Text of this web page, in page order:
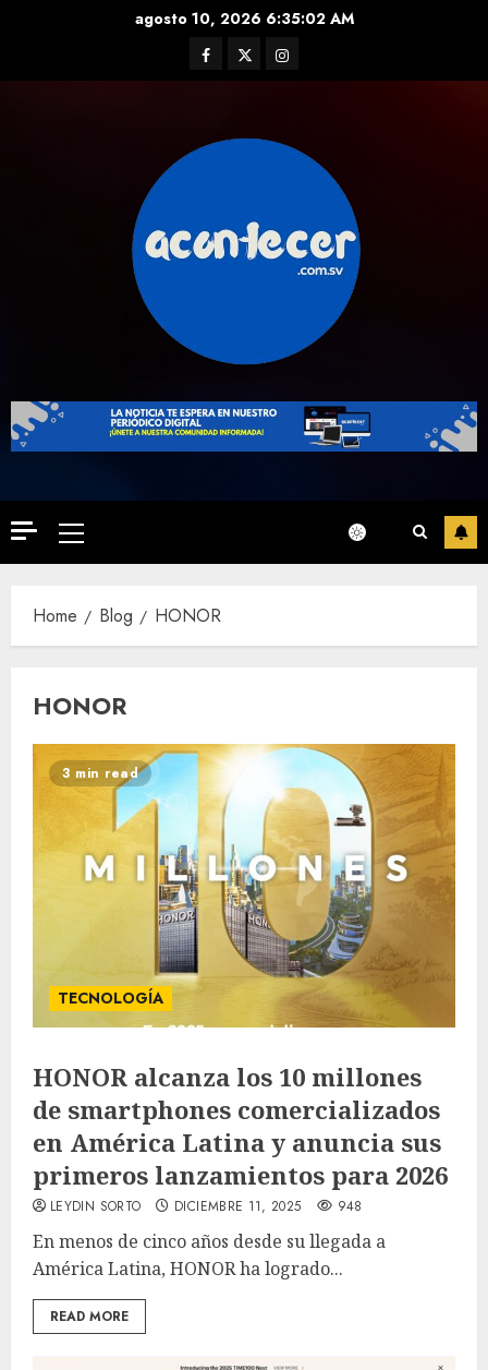
agosto 10, 2026 6:35:03 AM
Facebook
TwitterInstagram
Primary
Menu
Home Blog HONOR
HONOR
3 min read
TECNOLOGÍA
HONOR alcanza los 10 millones
de smartphones comercializados
en América Latina y anuncia sus
primeros lanzamientos para 2026
LEYDIN SORTO DICIEMBRE 11, 2025 948
En menos de cinco años desde su llegada a
América Latina, HONOR ha logrado...
READ MORE